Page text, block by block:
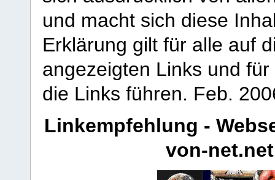
und macht sich diese
Erklärung gilt für alle auf
angezeigten Links und
die Links führen. Feb.
Linkempfehlung -
von-net.net